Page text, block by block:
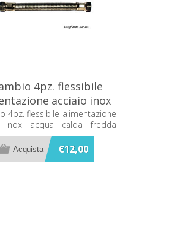
4pz. flessibile
acciaio inox
calda fredda 20cm
1/2" F/F
4pz. flessibile alimentazione
inox acqua calda fredda
2" F/F
€12,00